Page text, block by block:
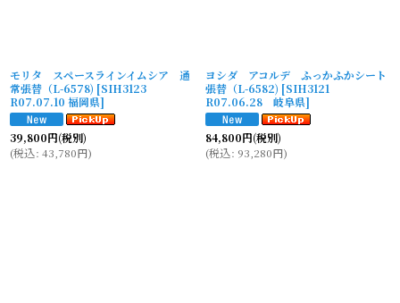
モリタ スペースラインイムシア 通
常張替（L-6578) [SIH3123
R07.07.10 福岡県]
39,800円(税別)
(税込: 43,780円)
ヨシダ アコルデ ふっかふかシート
張替（L-6582) [SIH3121
R07.06.28 岐阜県]
84,800円(税別)
(税込: 93,280円)